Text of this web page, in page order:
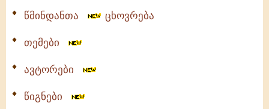
წმინდანთა ცხოვრება
თემები
ავტორები
წიგნები